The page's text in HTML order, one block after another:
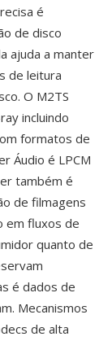
é
de disco
ajuda a manter
de leitura
O M2TS
incluindo
formatos de
Áudio é LPCM
também é
de filmagens
em fluxos de
quanto de
é dados de
Mecanismos
de alta